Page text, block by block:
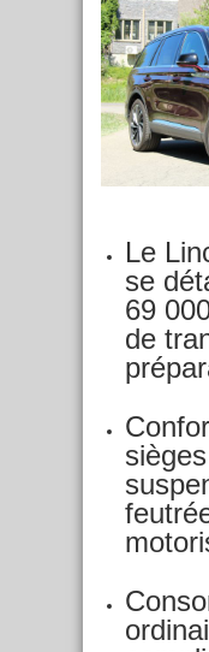
Le
se
69
de